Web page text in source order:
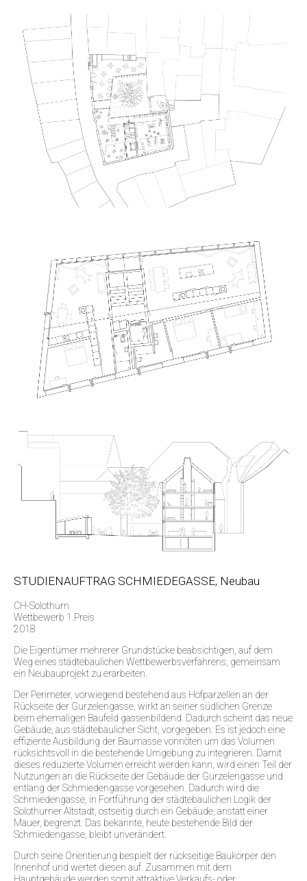
STUDIENAUFTRAG SCHMIEDEGASSE, Neubau
CH-Solothurn
Wettbewerb 1.Preis
2018
Die Eigentümer mehrerer Grundstücke beabsichtigen, auf dem
Weg eines städtebaulichen Wettbewerbsverfahrens, gemeinsam
ein Neubauprojekt zu erarbeiten.
Der Perimeter, vorwiegend bestehend aus Hofparzellen an der
Rückseite der Gurzelengasse, wirkt an seiner südlichen Grenze
beim ehemaligen Baufeld gassenbildend. Dadurch scheint das neue
Gebäude, aus städtebaulicher Sicht, vorgegeben. Es ist jedoch eine
effiziente Ausbildung der Baumasse vonnöten um das Volumen
rücksichtsvoll in die bestehende Umgebung zu integrieren. Damit
dieses reduzierte Volumen erreicht werden kann, wird einen Teil der
Nutzungen an die Rückseite der Gebäude der Gurzelengasse und
entlang der Schmiedengasse vorgesehen. Dadurch wird die
Schmiedengasse, in Fortführung der städtebaulichen Logik der
Solothurner Altstadt, ostseitig durch ein Gebäude, anstatt einer
Mauer, begrenzt. Das bekannte, heute bestehende Bild der
Schmiedengasse, bleibt unverändert.
Durch seine Orientierung bespielt der rückseitige Baukörper den
Innenhof und wertet diesen auf. Zusammen mit dem